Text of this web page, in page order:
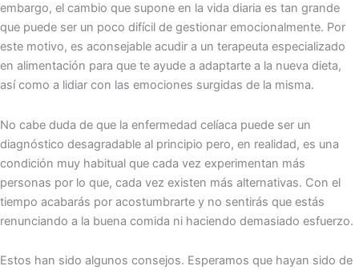
embargo, el cambio que supone en la vida diaria es tan grande
que puede ser un poco difícil de gestionar emocionalmente. Por
este motivo, es aconsejable acudir a un terapeuta especializado
en alimentación para que te ayude a adaptarte a la nueva dieta,
así como a lidiar con las emociones surgidas de la misma.
No cabe duda de que la enfermedad celíaca puede ser un
diagnóstico desagradable al principio pero, en realidad, es una
condición muy habitual que cada vez experimentan más
personas por lo que, cada vez existen más alternativas. Con el
tiempo acabarás por acostumbrarte y no sentirás que estás
renunciando a la buena comida ni haciendo demasiado esfuerzo.
Estos han sido algunos consejos. Esperamos que hayan sido de